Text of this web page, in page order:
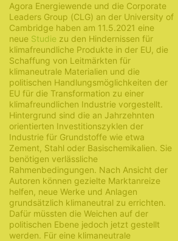
Agora Energiewende und die Corporate
Leaders Group (CLG) an der University of
Cambridge haben am 11.5.2021 eine
neue Studie zu den Hindernissen für
klimafreundliche Produkte in der EU, die
Schaffung von Leitmärkten für
klimaneutrale Materialien und die
politischen Handlungsmöglichkeiten der
EU für die Transformation zu einer
klimafreundlichen Industrie vorgestellt.
Hintergrund sind die an Jahrzehnten
orientierten Investitionszyklen der
Industrie für Grundstoffe wie etwa
Zement, Stahl oder Basischemikalien. Sie
benötigen verlässliche
Rahmenbedingungen. Nach Ansicht der
Autoren können gezielte Marktanreize
helfen, neue Werke und Anlagen
grundsätzlich klimaneutral zu errichten.
Dafür müssten die Weichen auf der
politischen Ebene jedoch jetzt gestellt
werden. Für eine klimaneutrale